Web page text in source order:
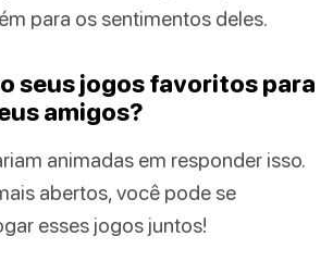
para os sentimentos deles.
seus jogos favoritos para
amigos?
animadas em responder isso.
abertos, você pode se
esses jogos juntos!